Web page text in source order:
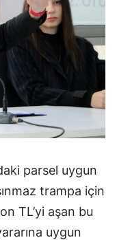
parsel uygun
trampa için
TL’yi aşan bu
uygun